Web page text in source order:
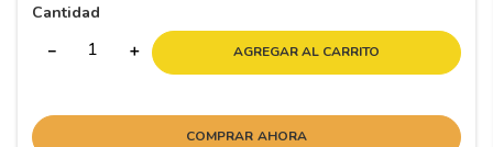
Cantidad
＋
－ AGREGAR AL CARRITO
COMPRAR AHORA